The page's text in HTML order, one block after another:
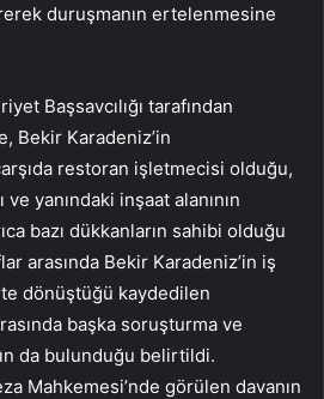
duruşmanın ertelenmesine
Başsavcılığı tarafından
Bekir Karadeniz’in
restoran işletmecisi olduğu,
yanındaki inşaat alanının
bazı dükkanların sahibi olduğu
arasında Bekir Karadeniz’in iş
dönüştüğü kaydedilen
başka soruşturma ve
da bulunduğu belirtildi.
Mahkemesi’nde görülen davanın